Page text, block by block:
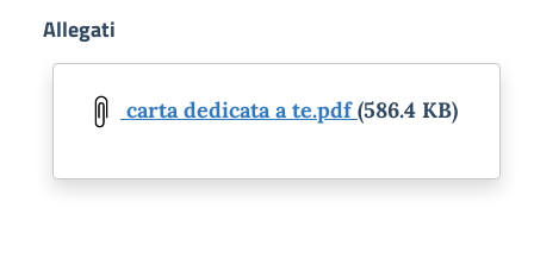
Allegati
carta dedicata a te.pdf(586.4 KB)